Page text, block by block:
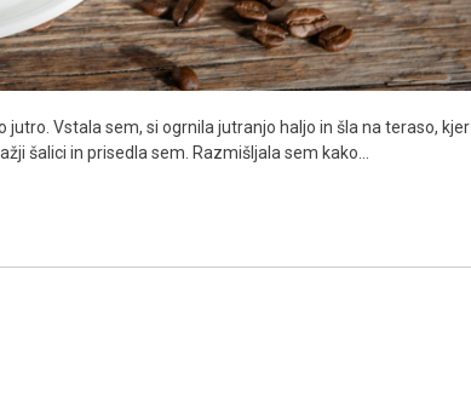
Vstala sem, si ogrnila jutranjo haljo in šla na teraso, kjer
šalici in prisedla sem. Razmišljala sem kako…